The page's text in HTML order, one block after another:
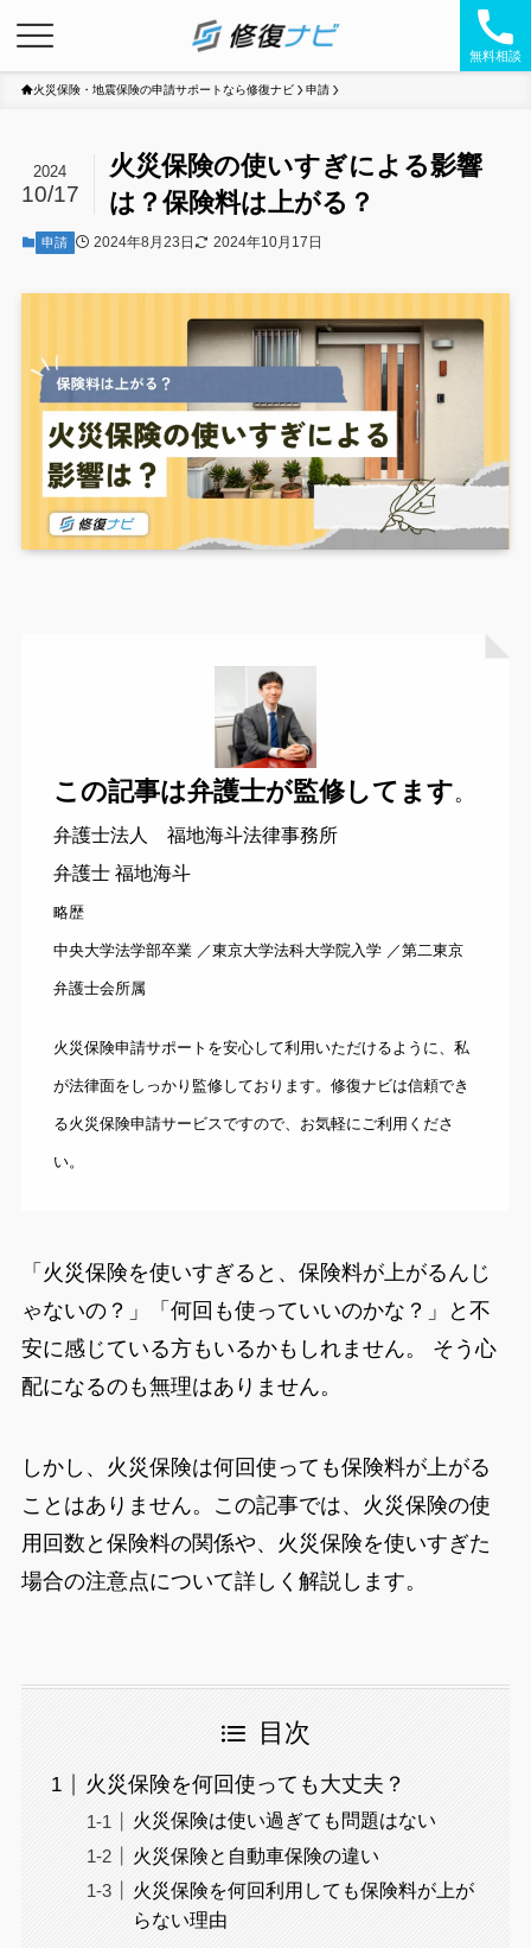
無料相談
火災保険・地震保険の申請サポートなら修復ナビ 申請
火災保険の使いすぎによる影響
は？保険料は上がる？
2024
10/17
申請 2024年8月23日 2024年10月17日
この記事は弁護士が監修してます。
弁護士法人 福地海斗法律事務所
弁護士 福地海斗
略歴
中央大学法学部卒業 ／東京大学法科大学院入学 ／第二東京
弁護士会所属
火災保険申請サポートを安心して利用いただけるように、私
が法律面をしっかり監修しております。修復ナビは信頼でき
る火災保険申請サービスですので、お気軽にご利用くださ
い。
「火災保険を使いすぎると、保険料が上がるんじ
ゃないの？」「何回も使っていいのかな？」と不
安に感じている方もいるかもしれません。 そう心
配になるのも無理はありません。
しかし、火災保険は何回使っても保険料が上がる
ことはありません。この記事では、火災保険の使
用回数と保険料の関係や、火災保険を使いすぎた
場合の注意点について詳しく解説します。
目次
火災保険を何回使っても大丈夫？
火災保険は使い過ぎても問題はない
火災保険と自動車保険の違い
火災保険を何回利用しても保険料が上が
らない理由